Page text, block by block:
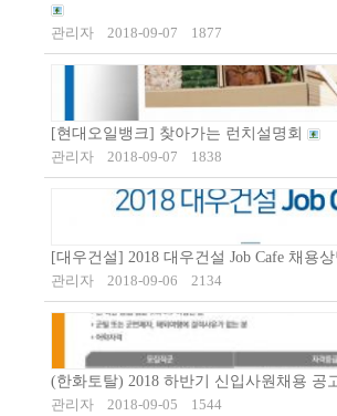
관리자 2018-09-07 1877
[현대오일뱅크] 찾아가는 런치설명회
관리자
2018-09-07 1838
[대우건설] 2018 대우건설 Job Cafe 채용
관리자
2018-09-06 2134
(한화토탈) 2018 하반기 신입사원채용 공
관리자
2018-09-05 1544